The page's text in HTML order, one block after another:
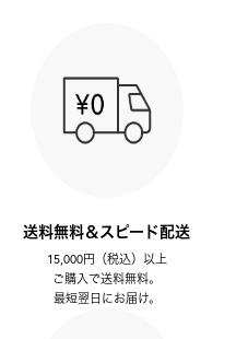
送料無料＆スピード配送
15,000円（税込）以上
ご購入で送料無料。
最短翌日にお届け。